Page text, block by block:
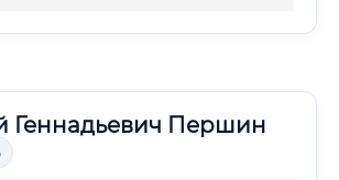
Геннадьевич Першин